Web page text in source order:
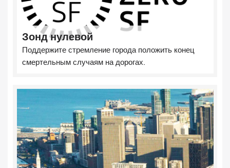
Зонд нулевой
Поддержите стремление города положить конец
смертельным случаям на дорогах.